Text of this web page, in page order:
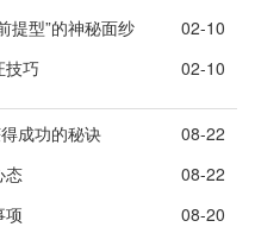
提型”的神秘面纱
02-10
技巧
02-10
成功的秘诀
08-22
态
08-22
项
08-20